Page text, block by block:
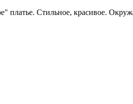
платье. Стильное, красивое.